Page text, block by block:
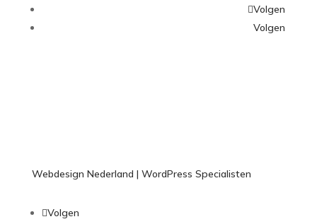
Volgen
Volgen
Webdesign Nederland | WordPress Specialisten
Volgen